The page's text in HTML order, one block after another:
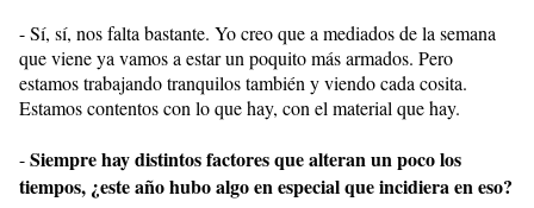
- Sí, sí, nos falta bastante. Yo creo que a mediados de la semana
que viene ya vamos a estar un poquito más armados. Pero
estamos trabajando tranquilos también y viendo cada cosita.
Estamos contentos con lo que hay, con el material que hay.
-Siempre hay distintos factores que alteran un poco los
tiempos, ¿este año hubo algo en especial que incidiera en eso?